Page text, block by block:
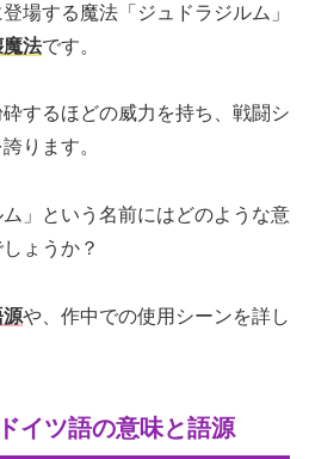
場する魔法「ジュドラジルム」
法です。
するほどの威力を持ち、戦闘シ
ります。
」という名前にはどのような意
ょうか？
源や、作中での使用シーンを詳し
イツ語の意味と語源